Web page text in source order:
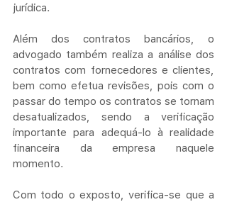
jurídica.
Além dos contratos bancários, o
advogado também realiza a análise dos
contratos com fornecedores e clientes,
bem como efetua revisões, pois com o
passar do tempo os contratos se tornam
desatualizados, sendo a verificação
importante para adequá-lo à realidade
financeira da empresa naquele
momento.
Com todo o exposto, verifica-se que a